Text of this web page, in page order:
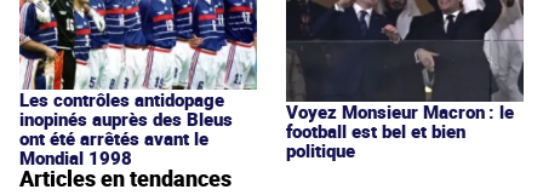
Les contrôles antidopage
inopinés auprès des Bleus
ont été arrêtés avant le
Mondial 1998
Voyez Monsieur Macron : le
football est bel et bien
politique
Articles en tendances